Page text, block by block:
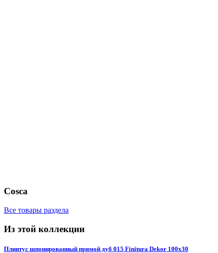
Cosca
Все товары раздела
Из этой коллекции
Плинтус шпонированный прямой дуб 015 Finitura Dekor 100х30